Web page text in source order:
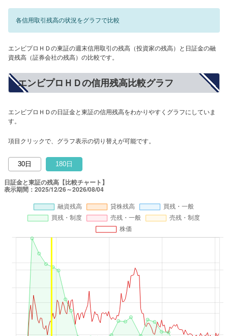
各信用取引残高の状況をグラフで比較
エンビプロＨＤの東証の週末信用取引の残高（投資家の残高）と日証金の融
資残高（証券会社の残高）の比較です。
エンビプロＨＤの信用残高比較グラフ
エンビプロＨＤの日証金と東証の信用残高をわかりやすくグラフにしていま
す。
項目クリックで、グラフ表示の切り替えが可能です。
30日 180日